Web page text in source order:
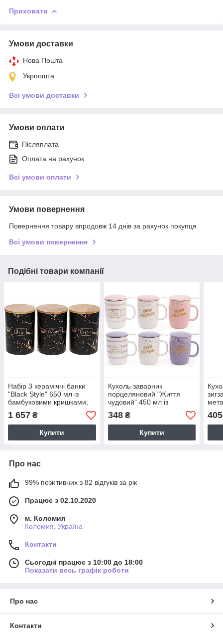
Приховати
Умови доставки
Нова Пошта
Укрпошта
Всі умови доставки
Умови оплати
Післяплата
Оплата на рахунок
Всі умови оплати
Умови повернення
Повернення товару впродовж 14 днів за рахунок покупця
Всі умови повернення
Подібні товари компанії
Набір 3 керамічні банки
"Black Style" 650 мл із
бамбуковими кришками,
чорний мармур із золотом
1 657 ₴
Купити
Кухоль-заварник
порцеляновий "Життя
чудовий" 450 мл із
металевим ситечком
348₴
Купити
405
Про нас
99% позитивних з 82 відгуків за рік
Працює з 02.10.2020
м. Коломия
Коломия, Україна
Контакти
Сьогодні працює з 10:00 до 18:00
Показати весь графік роботи
Про нас
Контакти